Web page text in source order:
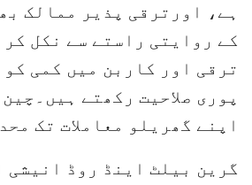
ہے، اورترقی پذیر ممالک
کے روایتی راستے سے نکل کر
ترقی اور کاربن میں کمی
پوری صلاحیت رکھتے
اپنے گھریلو معاملات تک
گرین بیلٹ اینڈ روڈ انیشی